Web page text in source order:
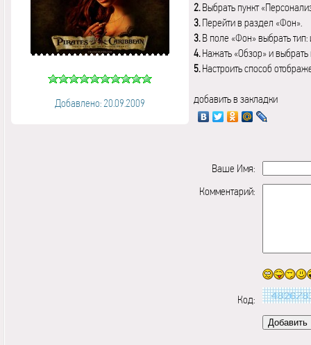
Добавлено: 20.09.2009
2.Выбрать пункт
3.Перейти в раздел «Фон».
3.В поле «Фон» выбрать
4.Нажать «Обзор» и выбрать
5.Настроить способ
добавить в закладки
Ваше Имя:
Комментарий:
Код: